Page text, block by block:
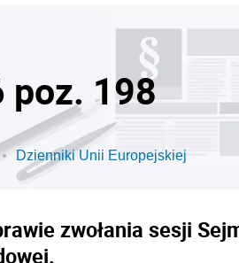
poz. 198
Dzienniki Unii Europejskiej
zwołania sesji